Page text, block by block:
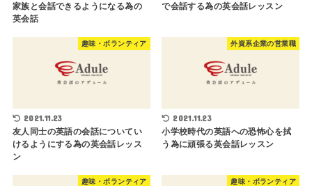
家族と会話できるようになる為の
英会話
で会話する為の英会話レッスン
趣味・ボランティア
2021.11.23
友人同士の英語の会話についてい
けるようにする為の英会話レッス
ン
外資系企業の営業職
2021.11.23
小学校時代の英語への恐怖心を拭
う為に頑張る英会話レッスン
趣味・ボランティア 趣味・ボランティア